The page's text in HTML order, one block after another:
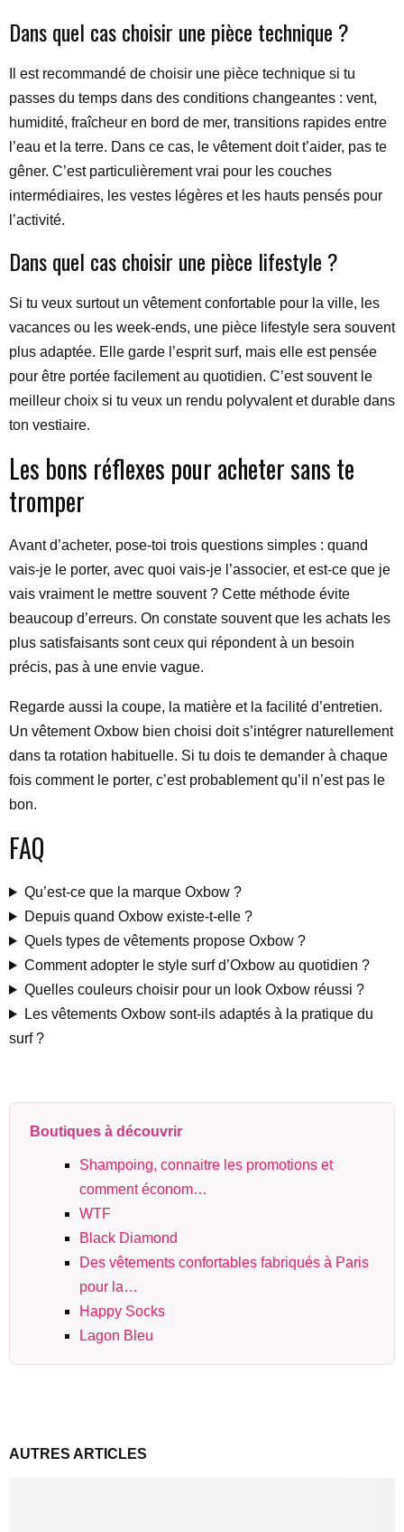
Dans quel cas choisir une pièce technique ?
Il est recommandé de choisir une pièce technique si tu
passes du temps dans des conditions changeantes : vent,
humidité, fraîcheur en bord de mer, transitions rapides entre
l’eau et la terre. Dans ce cas, le vêtement doit t’aider, pas te
gêner. C’est particulièrement vrai pour les couches
intermédiaires, les vestes légères et les hauts pensés pour
l’activité.
Dans quel cas choisir une pièce lifestyle ?
Si tu veux surtout un vêtement confortable pour la ville, les
vacances ou les week-ends, une pièce lifestyle sera souvent
plus adaptée. Elle garde l’esprit surf, mais elle est pensée
pour être portée facilement au quotidien. C’est souvent le
meilleur choix si tu veux un rendu polyvalent et durable dans
ton vestiaire.
Les bons réflexes pour acheter sans te
tromper
Avant d’acheter, pose-toi trois questions simples : quand
vais-je le porter, avec quoi vais-je l’associer, et est-ce que je
vais vraiment le mettre souvent ? Cette méthode évite
beaucoup d’erreurs. On constate souvent que les achats les
plus satisfaisants sont ceux qui répondent à un besoin
précis, pas à une envie vague.
Regarde aussi la coupe, la matière et la facilité d’entretien.
Un vêtement Oxbow bien choisi doit s’intégrer naturellement
dans ta rotation habituelle. Si tu dois te demander à chaque
fois comment le porter, c’est probablement qu’il n’est pas le
bon.
FAQ
Qu’est-ce que la marque Oxbow ?
Depuis quand Oxbow existe-t-elle ?
Quels types de vêtements propose Oxbow ?
Comment adopter le style surf d’Oxbow au quotidien ?
Quelles couleurs choisir pour un look Oxbow réussi ?
Les vêtements Oxbow sont-ils adaptés à la pratique du
surf ?
Boutiques à découvrir
Shampoing, connaitre les promotions et
comment économ…
WTF
Black Diamond
Des vêtements confortables fabriqués à Paris
pour la…
Happy Socks
Lagon Bleu
AUTRES ARTICLES